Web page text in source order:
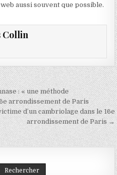
aussi souvent que possible.
Collin
: « une méthode
arrondissement de Paris
d’un cambriolage dans le 16e
arrondissement de Paris →
Rechercher